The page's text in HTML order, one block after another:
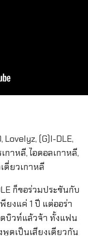
ก็ขอร่วมประชันกับ
ยงแค่ 1 ปี แต่ออร่า
บิวท์แล้วจ้า ทั้งแฟน
ดเป็นเสียงเดียวกัน